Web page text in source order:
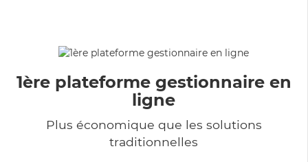
1ère plateforme gestionnaire en
ligne
Plus économique que les solutions
traditionnelles